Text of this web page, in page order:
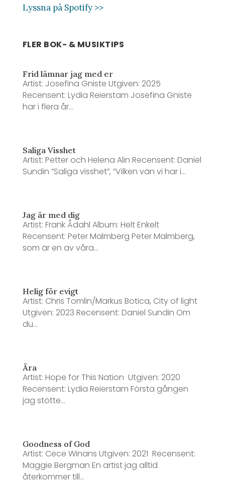
Lyssna på Spotify >>
FLER BOK- & MUSIKTIPS
Frid lämnar jag med er
Artist: Josefina Gniste Utgiven: 2025
Recensent: Lydia Reierstam Josefina Gniste
har i flera år...
Saliga Visshet
Artist: Petter och Helena Alin Recensent: Daniel
Sundin ”Saliga visshet”, ”Vilken vän vi har i...
Jag är med dig
Artist: Frank Ådahl Album: Helt Enkelt
Recensent: Peter Malmberg Peter Malmberg,
som är en av våra...
Helig för evigt
Artist: Chris Tomlin/Markus Botica, City of light
Utgiven: 2023 Recensent: Daniel Sundin Om
du...
Ära
Artist: Hope for This Nation Utgiven: 2020
Recensent: Lydia Reierstam Första gången
jag stötte...
Goodness of God
Artist: Cece Winans Utgiven: 2021 Recensent:
Maggie Bergman En artist jag alltid
återkommer till...